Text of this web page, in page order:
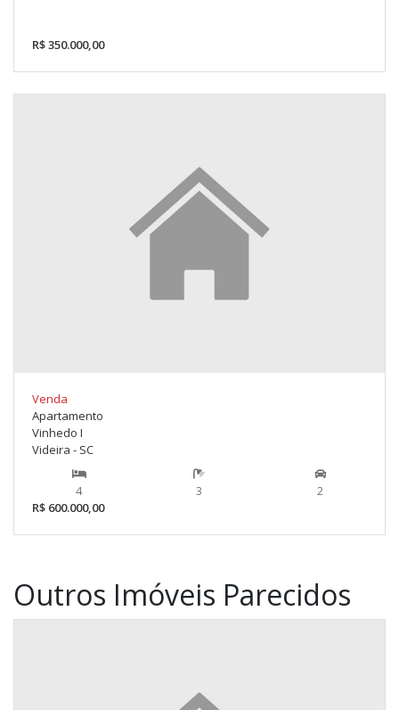
R$ 350.000,00
Venda
Apartamento
Vinhedo I
Videira - SC
4 3
2
R$ 600.000,00
Outros Imóveis Parecidos